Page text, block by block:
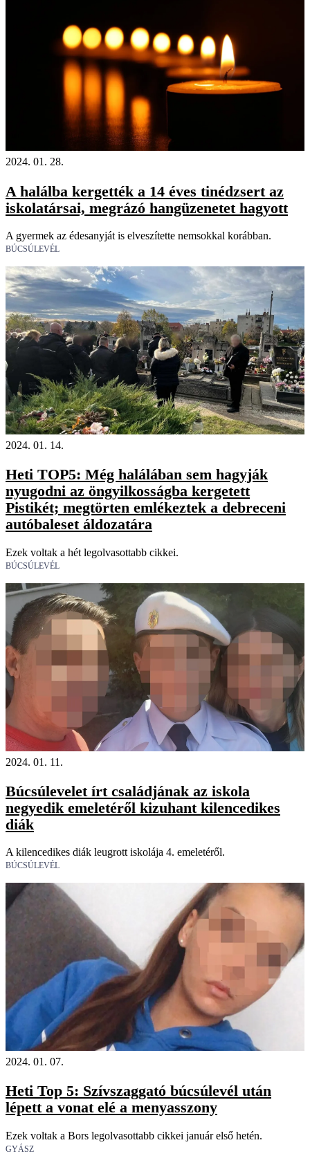
2024. 01. 28.
A halálba kergették a 14 éves tinédzsert az
iskolatársai, megrázó hangüzenetet hagyott
A gyermek az édesanyját is elveszítette nemsokkal korábban.
BÚCSÚLEVÉL
2024. 01. 14.
Heti TOP5: Még halálában sem hagyják
nyugodni az öngyilkosságba kergetett
Pistikét; megtörten emlékeztek a debreceni
autóbaleset áldozatára
Ezek voltak a hét legolvasottabb cikkei.
BÚCSÚLEVÉL
2024. 01. 11.
Búcsúlevelet írt családjának az iskola
negyedik emeletéről kizuhant kilencedikes
diák
A kilencedikes diák leugrott iskolája 4. emeletéről.
BÚCSÚLEVÉL
2024. 01. 07.
Heti Top 5: Szívszaggató búcsúlevél után
lépett a vonat elé a menyasszony
Ezek voltak a Bors legolvasottabb cikkei január első hetén.
GYÁSZ